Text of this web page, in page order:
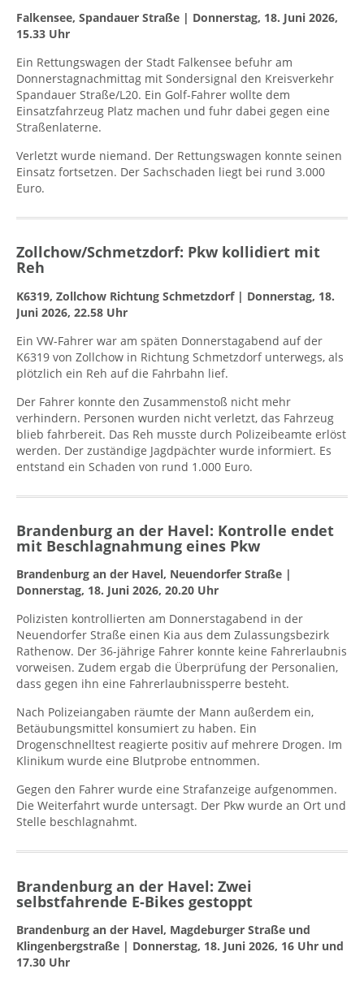
Falkensee, Spandauer Straße | Donnerstag, 18. Juni 2026,
15.33 Uhr
Ein Rettungswagen der Stadt Falkensee befuhr am
Donnerstagnachmittag mit Sondersignal den Kreisverkehr
Spandauer Straße/L20. Ein Golf-Fahrer wollte dem
Einsatzfahrzeug Platz machen und fuhr dabei gegen eine
Straßenlaterne.
Verletzt wurde niemand. Der Rettungswagen konnte seinen
Einsatz fortsetzen. Der Sachschaden liegt bei rund 3.000
Euro.
Zollchow/Schmetzdorf: Pkw kollidiert mit
Reh
K6319, Zollchow Richtung Schmetzdorf | Donnerstag, 18.
Juni 2026, 22.58 Uhr
Ein VW-Fahrer war am späten Donnerstagabend auf der
K6319 von Zollchow in Richtung Schmetzdorf unterwegs, als
plötzlich ein Reh auf die Fahrbahn lief.
Der Fahrer konnte den Zusammenstoß nicht mehr
verhindern. Personen wurden nicht verletzt, das Fahrzeug
blieb fahrbereit. Das Reh musste durch Polizeibeamte erlöst
werden. Der zuständige Jagdpächter wurde informiert. Es
entstand ein Schaden von rund 1.000 Euro.
Brandenburg an der Havel: Kontrolle endet
mit Beschlagnahmung eines Pkw
Brandenburg an der Havel, Neuendorfer Straße |
Donnerstag, 18. Juni 2026, 20.20 Uhr
Polizisten kontrollierten am Donnerstagabend in der
Neuendorfer Straße einen Kia aus dem Zulassungsbezirk
Rathenow. Der 36-jährige Fahrer konnte keine Fahrerlaubnis
vorweisen. Zudem ergab die Überprüfung der Personalien,
dass gegen ihn eine Fahrerlaubnissperre besteht.
Nach Polizeiangaben räumte der Mann außerdem ein,
Betäubungsmittel konsumiert zu haben. Ein
Drogenschnelltest reagierte positiv auf mehrere Drogen. Im
Klinikum wurde eine Blutprobe entnommen.
Gegen den Fahrer wurde eine Strafanzeige aufgenommen.
Die Weiterfahrt wurde untersagt. Der Pkw wurde an Ort und
Stelle beschlagnahmt.
Brandenburg an der Havel: Zwei
selbstfahrende E-Bikes gestoppt
Brandenburg an der Havel, Magdeburger Straße und
Klingenbergstraße | Donnerstag, 18. Juni 2026, 16 Uhr und
17.30 Uhr